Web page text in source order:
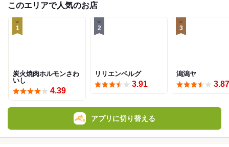
このエリアで人気のお店
1
炭火焼肉ホルモンさわ
いし
4.39
2
リリエンベルグ
3.91
3
潟潟ヤ
3.87
アプリに切り替える